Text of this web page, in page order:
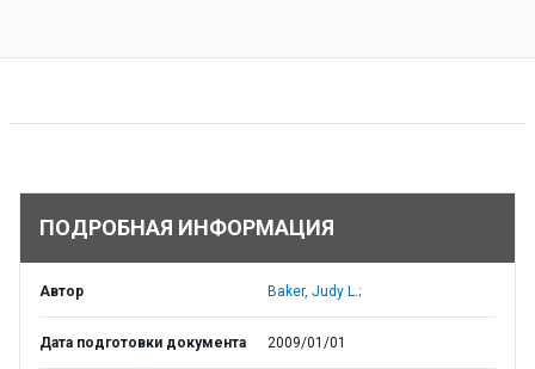
ПОДРОБНАЯ ИНФОРМАЦИЯ
Автор Baker, Judy L.;
Дата подготовки документа 2009/01/01